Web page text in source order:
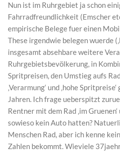
Nun ist im Ruhrgebiet ja schon
Fahrradfreundlichkeit (Emscher
empirische Belege fuer einen
These irgendwie belegen wuerde
insgesamt absehbare weitere
Ruhrgebietsbevölkerung, in
Spritpreisen, den Umstieg aufs
‚Verarmung‘ und ‚hohe
Jahren. Ich frage ueberspitzt
Rentner mit dem Rad ‚im
sowieso kein Auto hatten?
Menschen Rad, aber ich kenne
Zahlen bekommt. Wieviele